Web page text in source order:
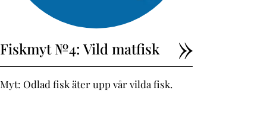
Fiskmyt №4: Vild matfisk
Myt: Odlad fisk äter upp vår vilda fisk.